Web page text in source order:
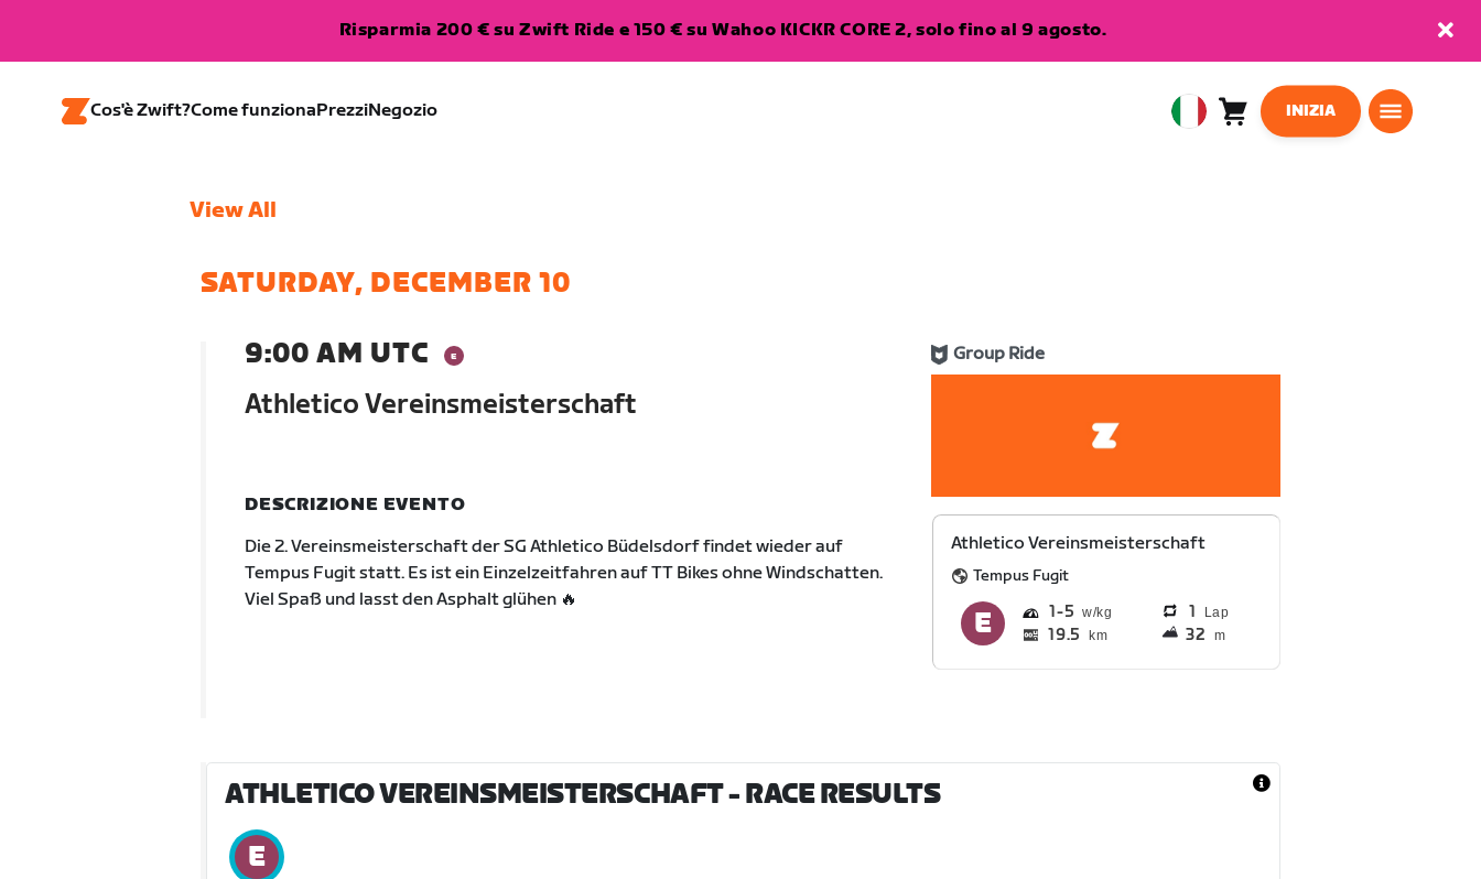
Risparmia 200 € su Zwift Ride e 150 € su Wahoo KICKR CORE 2, solo fino al 9 agosto.
Cos'è Zwift?Come funzionaPrezziNegozio
EuropeanCarrello0
INIZIA
View All
SATURDAY, DECEMBER 10
9:00 AM UTC
Athletico Vereinsmeisterschaft
Group Ride
DESCRIZIONE EVENTO
Die 2. Vereinsmeisterschaft der SG Athletico Büdelsdorf findet wieder auf
Tempus Fugit statt. Es ist ein Einzelzeitfahren auf TT Bikes ohne Windschatten.
Viel Spaß und lasst den Asphalt glühen 🔥
Athletico Vereinsmeisterschaft
Tempus Fugit
1 5 1 Lap
19.5 km 32 m
ATHLETICO VEREINSMEISTERSCHAFT- RACE RESULTS